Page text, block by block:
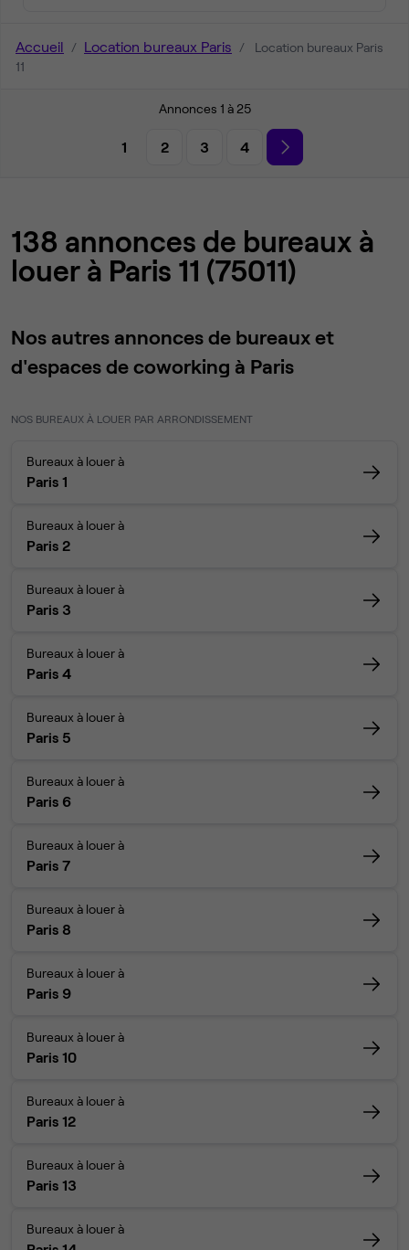
Accueil Location bureaux Paris
Location bureaux Paris
11
Annonces 1 à 25
1 2 3 4
138 annonces de bureaux à
louer à Paris 11 (75011)
Nos autres annonces de bureaux et
d'espaces de coworking à Paris
NOS BUREAUX À LOUER PAR ARRONDISSEMENT
Bureaux à louer à
Paris 1
Bureaux à louer à
Paris 2
Bureaux à louer à
Paris 3
Bureaux à louer à
Paris 4
Bureaux à louer à
Paris 5
Bureaux à louer à
Paris 6
Bureaux à louer à
Paris 7
Bureaux à louer à
Paris 8
Bureaux à louer à
Paris 9
Bureaux à louer à
Paris 10
Bureaux à louer à
Paris 12
Bureaux à louer à
Paris 13
Bureaux à louer à